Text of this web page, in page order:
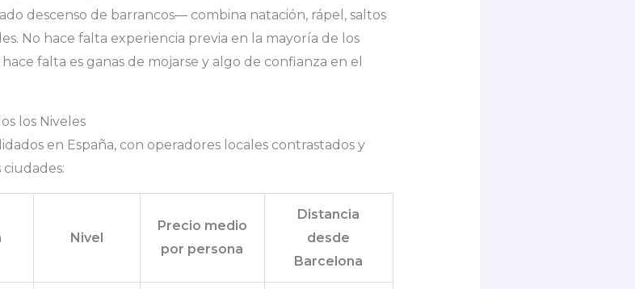
descenso de barrancos— combina natación, rápel, saltos
No hace falta experiencia previa en la mayoría de los
falta es ganas de mojarse y algo de confianza en el
los Niveles
en España, con operadores locales contrastados y
Nivel
Precio medio
por persona
Distancia
desde
Barcelona